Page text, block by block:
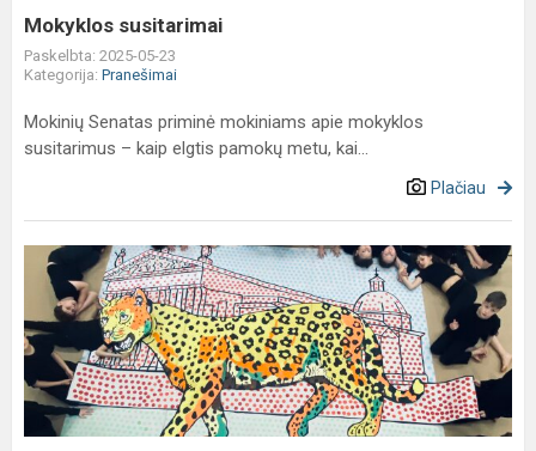
Mokyklos susitarimai
Paskelbta: 2025-05-23
Kategorija: Pranešimai
Mokinių Senatas priminė mokiniams apie mokyklos
susitarimus – kaip elgtis pamokų metu, kai...
Plačiau
Trečiokai
dalyvauja
Mo
muziejaus
konkurse